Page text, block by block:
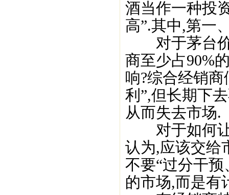
酒当作一种投
高”.其中,第一
对于茅台价
商至少占90%
响?综合经销
利”,但长期下
从而失去市场.
对于如何让
认为,应该交给
不要“过分干
的市场,而是有